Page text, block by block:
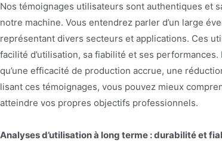
Nos témoignages utilisateurs sont authentiques et
notre machine. Vous entendrez parler d’un large
représentant divers secteurs et applications. Ces
facilité d’utilisation, sa fiabilité et ses
qu’une efficacité de production accrue, une
lisant ces témoignages, vous pouvez mieux
atteindre vos propres objectifs professionnels.
Analyses d’utilisation à long terme : durabilité et